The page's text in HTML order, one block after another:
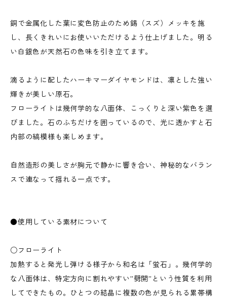
銅で金属化した葉に変色防止のため錫（スズ）メッキを施
し、長くきれいにお使いいただけるよう仕上げました。明る
い白銀色が天然石の色味を引き立てます。
滴るように配したハーキマーダイヤモンドは、凛とした強い
輝きが美しい原石。
フローライトは幾何学的な八面体、こっくりと深い紫色を選
びました。石のふちだけを囲っているので、光に透かすと石
内部の縞模様も楽しめます。
自然造形の美しさが胸元で静かに響き合い、神秘的なバラン
スで連なって揺れる一点です。
●使用している素材について
○フローライト
加熱すると発光し弾ける様子から和名は「蛍石」。幾何学的
な八面体は、特定方向に割れやすい”劈開”という性質を利用
してできたもの。ひとつの結晶に複数の色が見られる累帯構